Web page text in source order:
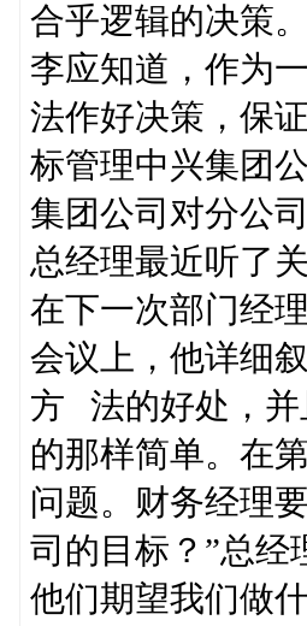
合乎逻辑的决策
李应知道，作为
法作好决策，保
标管理中兴集团
集团公司对分公
总经理最近听了
在下一次部门经
会议上，他详细
方 法的好处，并
的那样简单。在
问题。财务经理
司的目标？”总经
他们期望我们做